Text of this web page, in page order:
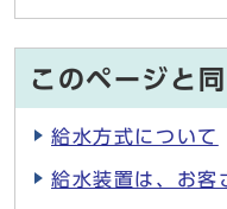
このページと
給水方式について
給水装置は、お客